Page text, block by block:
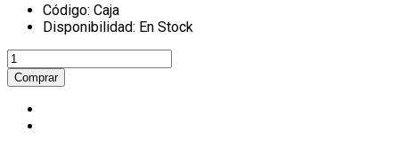
Código: Caja
Disponibilidad: En Stock